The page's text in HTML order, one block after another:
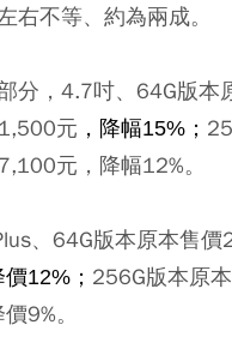
不等、約為兩成。
分，4.7吋、64G版本
元 ，降幅15%；
元，降幅12%。
、64G版本原本售
價12%； 256G版本原
9%。